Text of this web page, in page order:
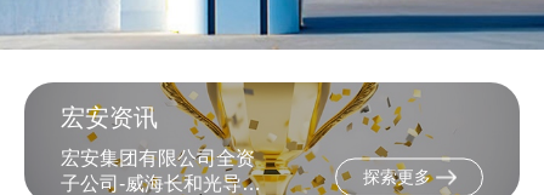
宏安资讯
宏安集团有限公司全资
子公司-威海长和光导科
探索更多